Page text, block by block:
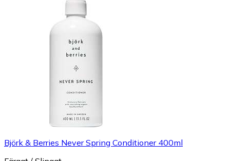
Björk & Berries Never Spring Conditioner 400ml